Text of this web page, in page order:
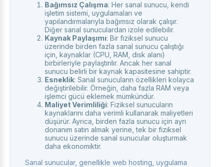
Bağımsız Çalışma: Her sanal sunucu, kendi
işletim sistemi, uygulamaları ve
yapılandırmalarıyla bağımsız olarak çalışır.
Diğer sanal sunuculardan izole edilebilir.
Kaynak Paylaşımı: Bir fiziksel sunucu
üzerinde birden fazla sanal sunucu çalıştığı
için, kaynaklar (CPU, RAM, disk alanı)
birbirleriyle paylaştırılır. Ancak her sanal
sunucu belirli bir kaynak kapasitesine sahiptir.
Esneklik: Sanal sunucuların özellikleri kolayca
değiştirilebilir. Örneğin, daha fazla RAM veya
işlemci gücü eklemek mümkündür.
Maliyet Verimliliği: Fiziksel sunucuların
kaynaklarını daha verimli kullanarak maliyetleri
düşürür. Ayrıca, birden fazla sunucu için ayrı
donanım satın almak yerine, tek bir fiziksel
sunucu üzerinde sanal sunucular oluşturmak
daha ekonomiktir.
Sanal sunucular, genellikle web hosting, uygulama